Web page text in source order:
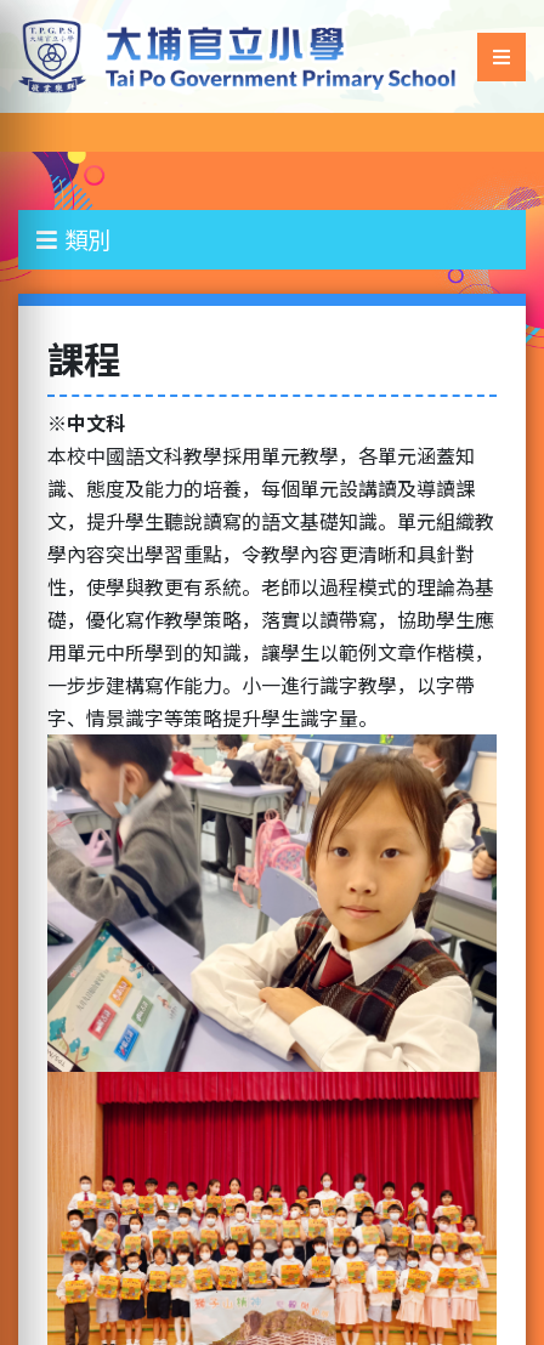
類別
課程
※中文科
本校中國語文科教學採用單元教學，各單元涵蓋知
識、態度及能力的培養，每個單元設講讀及導讀課
文，提升學生聽說讀寫的語文基礎知識。單元組織教
學內容突出學習重點，令教學內容更清晰和具針對
性，使學與教更有系統。老師以過程模式的理論為基
礎，優化寫作教學策略，落實以讀帶寫，協助學生應
用單元中所學到的知識，讓學生以範例文章作楷模，
一步步建構寫作能力。小一進行識字教學，以字帶
字、情景識字等策略提升學生識字量。